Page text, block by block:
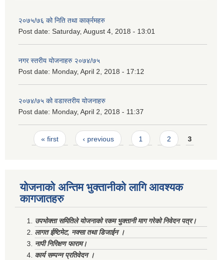
२०७५/७६ को निति तथा कार्क्रमहरु
Post date: Saturday, August 4, 2018 - 13:01
नगर स्तरीय योजनाहरु २०७४/७५
Post date: Monday, April 2, 2018 - 17:12
२०७४/७५ को वडास्तरीय योजनाहरु
Post date: Monday, April 2, 2018 - 11:37
Pages
« first ‹ previous 1 2 3
योजनाको अन्तिम भुक्तानीको लागि आवश्यक
कागजातहरु
उपभोक्ता समितिले योजनाको रकम भुक्तानी माग गरेको निवेदन पत्र।
लागत ईष्टिमेट, नक्सा तथा डिजाईन ।
नापी निरिक्षण फाराम।
कार्य सम्पन्न प्रतिवेदन ।